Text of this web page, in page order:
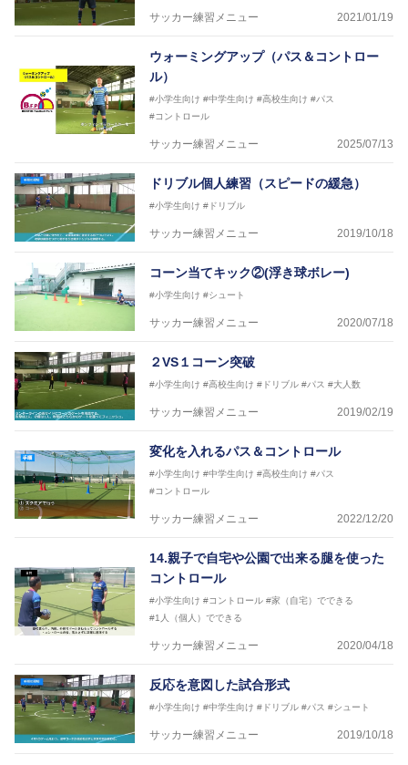
サッカー練習メニュー 2021/01/19
ウォーミングアップ（パス＆コントロー
ル）
#小学生向け #中学生向け #高校生向け #パス
#コントロール
サッカー練習メニュー 2025/07/13
ドリブル個人練習（スピードの緩急）
#小学生向け #ドリブル
サッカー練習メニュー 2019/10/18
コーン当てキック②(浮き球ボレー)
#小学生向け #シュート
サッカー練習メニュー 2020/07/18
２VS１コーン突破
#小学生向け #高校生向け #ドリブル #パス #大人数
サッカー練習メニュー 2019/02/19
変化を入れるパス＆コントロール
#小学生向け #中学生向け #高校生向け #パス
#コントロール
サッカー練習メニュー 2022/12/20
14.親子で自宅や公園で出来る腿を使った
コントロール
#小学生向け #コントロール #家（自宅）でできる
#1人（個人）でできる
サッカー練習メニュー 2020/04/18
反応を意図した試合形式
#小学生向け #中学生向け #ドリブル #パス #シュート
サッカー練習メニュー 2019/10/18